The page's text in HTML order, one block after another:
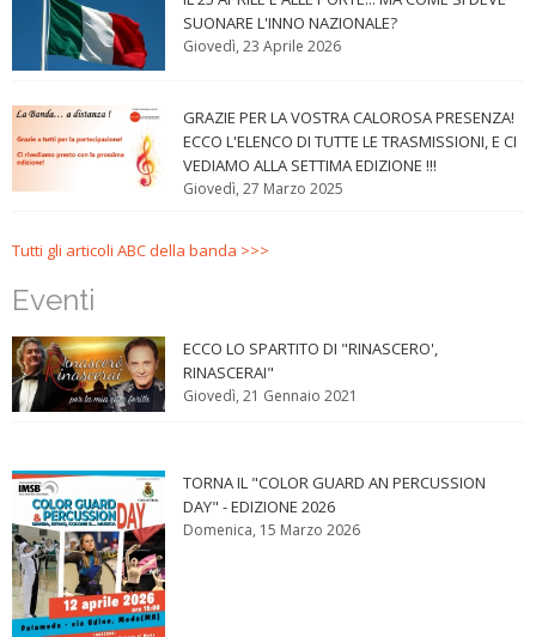
SUONARE L'INNO NAZIONALE?
Giovedì, 23 Aprile 2026
GRAZIE PER LA VOSTRA CALOROSA PRESENZA!
ECCO L'ELENCO DI TUTTE LE TRASMISSIONI, E CI
VEDIAMO ALLA SETTIMA EDIZIONE !!!
Giovedì, 27 Marzo 2025
Tutti gli articoli ABC della banda >>>
Eventi
ECCO LO SPARTITO DI "RINASCERO',
RINASCERAI"
Giovedì, 21 Gennaio 2021
TORNA IL "COLOR GUARD AN PERCUSSION
DAY" - EDIZIONE 2026
Domenica, 15 Marzo 2026